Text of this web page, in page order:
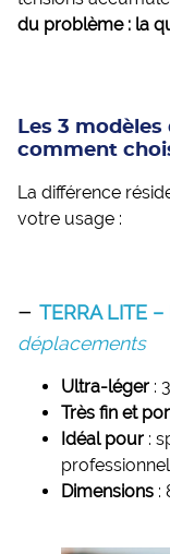
du problème : la
Les 3
comment
La différence
votre usage :
– TERRA LITE
déplacements
Ultra-léger :
Très fin et
Idéal pour :
Dimensions :